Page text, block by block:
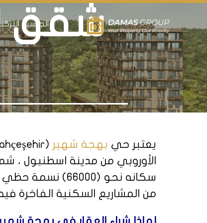
الجنسية التركيةشقق
يعتبر حي بهجة شهير (Bahçeşehir) أحد أحياء الحديثة التي تتبع لبلدية
الأوروبي من مدينة اسطنبول
من المشاريع السكنية